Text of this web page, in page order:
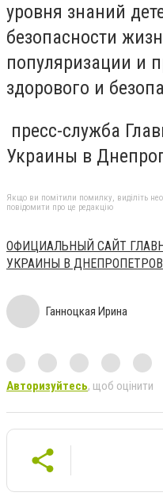
уровня знаний
безопасности
популяризации и
здорового и
пресс-служба
Украины в
Якщо ви помітили помилку, виділіть
повідомити про це редакцію
ОФИЦИАЛЬНЫЙ САЙТ
УКРАИНЫ В
Ганноцкая Ирина
Авторизуйтесь, щоб оцінити